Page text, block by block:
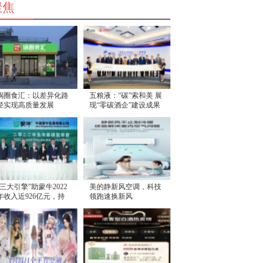
焦
圈食汇：以差异化路
实现高质量发展
五粮液：“碳”索和美 展
现“零碳酒企”建设成果
大引擎”助蒙牛2022
收入近926亿元，持
美的静新风空调，科技
领跑速换新风